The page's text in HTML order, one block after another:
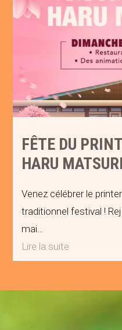
FÊTE DU
HARU MATSURI
Venez célébrer le
traditionnel festival !
mai…
Lire la suite